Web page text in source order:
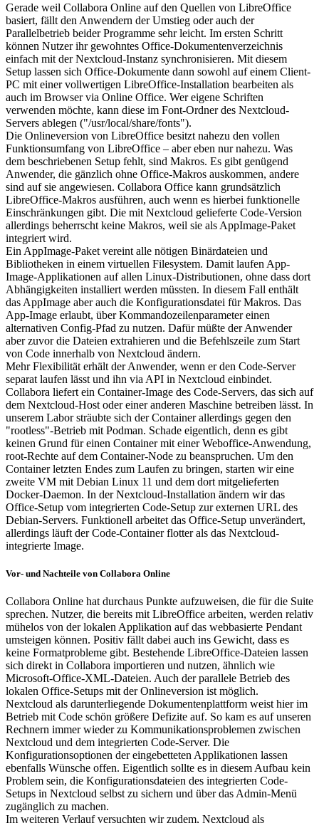
Gerade weil Collabora Online auf den Quellen von LibreOffice
basiert, fällt den Anwendern der Umstieg oder auch der
Parallelbetrieb beider Programme sehr leicht. Im ersten Schritt
können Nutzer ihr gewohntes Office-Dokumentenverzeichnis
einfach mit der Nextcloud-Instanz synchronisieren. Mit diesem
Setup lassen sich Office-Dokumente dann sowohl auf einem Client-
PC mit einer vollwertigen LibreOffice-Installation bearbeiten als
auch im Browser via Online Office. Wer eigene Schriften
verwenden möchte, kann diese im Font-Ordner des Nextcloud-
Servers ablegen ("/usr/local/share/fonts").
Die Onlineversion von LibreOffice besitzt nahezu den vollen
Funktionsumfang von LibreOffice – aber eben nur nahezu. Was
dem beschriebenen Setup fehlt, sind Makros. Es gibt genügend
Anwender, die gänzlich ohne Office-Makros auskommen, andere
sind auf sie angewiesen. Collabora Office kann grundsätzlich
LibreOffice-Makros ausführen, auch wenn es hierbei funktionelle
Einschränkungen gibt. Die mit Nextcloud gelieferte Code-Version
allerdings beherrscht keine Makros, weil sie als AppImage-Paket
integriert wird.
Ein AppImage-Paket vereint alle nötigen Binärdateien und
Bibliotheken in einem virtuellen Filesystem. Damit laufen App­
Image-Applikationen auf allen Linux-Distributionen, ohne dass dort
Abhängigkeiten installiert werden müssten. In diesem Fall enthält
das AppImage aber auch die Konfigurationsdatei für Makros. Das
App-Image erlaubt, über Kommandozeilenparameter einen
alternativen Config-Pfad zu nutzen. Dafür müßte der Anwender
aber zuvor die Dateien extrahieren und die Befehlszeile zum Start
von Code innerhalb von Nextcloud ändern.
Mehr Flexibilität erhält der Anwender, wenn er den Code-Server
separat laufen lässt und ihn via API in Nextcloud einbindet.
Collabora liefert ein Container-Image des Code-Servers, das sich auf
dem Nextcloud-Host oder einer anderen Maschine betreiben lässt. In
unserem Labor sträubte sich der Container allerdings gegen den
"rootless"-Betrieb mit Podman. Schade eigentlich, denn es gibt
keinen Grund für einen Container mit einer Weboffice-Anwendung,
root-Rechte auf dem Container-Node zu beanspruchen. Um den
Container letzten Endes zum Laufen zu bringen, starten wir eine
zweite VM mit Debian Linux 11 und dem dort mitgelieferten
Docker-Daemon. In der Nextcloud-Installation ändern wir das
Office-Setup vom integrierten Code-Setup zur externen URL des
Debian-Servers. Funktionell arbeitet das Office-Setup unverändert,
allerdings läuft der Code-Container flotter als das Nextcloud-
integrierte Image.
Vor- und Nachteile von Collabora Online
Collabora Online hat durchaus Punkte aufzuweisen, die für die Suite
sprechen. Nutzer, die bereits mit LibreOffice arbeiten, werden relativ
mühelos von der lokalen Applikation auf das webbasierte Pendant
umsteigen können. Positiv fällt dabei auch ins Gewicht, dass es
keine Formatprobleme gibt. Bestehende LibreOffice-Dateien lassen
sich direkt in Collabora importieren und nutzen, ähnlich wie
Microsoft-Office-XML-Dateien. Auch der parallele Betrieb des
lokalen Office-Setups mit der Onlineversion ist möglich.
Nextcloud als darunterliegende Dokumentenplattform weist hier im
Betrieb mit Code schön größere Defizite auf. So kam es auf unseren
Rechnern immer wieder zu Kommunikationsproblemen zwischen
Nextcloud und dem integrierten Code-Server. Die
Konfigurationsoptionen der eingebetteten Applikationen lassen
ebenfalls Wünsche offen. Eigentlich sollte es in diesem Aufbau kein
Problem sein, die Konfigurationsdateien des integrierten Code-
Setups in Nextcloud selbst zu sichern und über das Admin-Menü
zugänglich zu machen.
Im weiteren Verlauf versuchten wir zudem, Nextcloud als